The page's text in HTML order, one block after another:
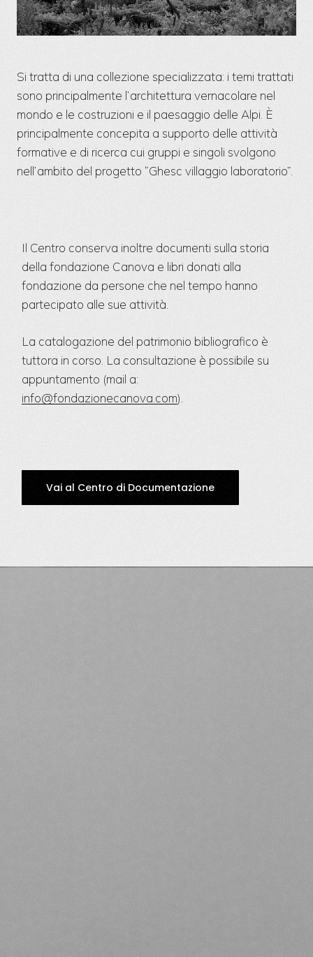
Si tratta di una collezione specializzata: i temi trattati
sono principalmente l’architettura vernacolare nel
mondo e le costruzioni e il paesaggio delle Alpi. È
principalmente concepita a supporto delle attività
formative e di ricerca cui gruppi e singoli svolgono
nell’ambito del progetto “Ghesc villaggio laboratorio”.
Il Centro conserva inoltre documenti sulla storia
della fondazione Canova e libri donati alla
fondazione da persone che nel tempo hanno
partecipato alle sue attività.
La catalogazione del patrimonio bibliografico è
tuttora in corso. La consultazione è possibile su
appuntamento (mail a:
info@fondazionecanova.com).
Vai al Centro di Documentazione